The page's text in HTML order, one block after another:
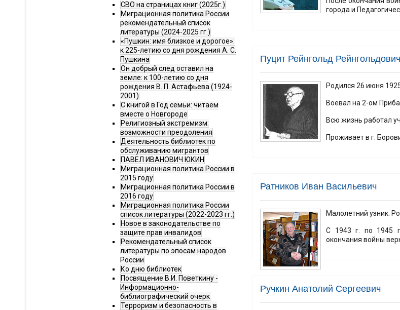
СВО на страницах книг (2025г.)
Миграционная политика России
рекомендательный список
литературы (2024-2025 гг.)
«Пушкин: имя близкое и дорогое»:
к 225-летию со дня рождения А. С.
Пушкина
Он добрый след оставил на
земле: к 100-летию со дня
рождения В. П. Астафьева (1924-
2001)
С книгой в Год семьи: читаем
вместе о Новгороде
Религиозный экстремизм:
возможности преодоления
Деятельность библиотек по
обслуживанию мигрантов
ПАВЕЛ ИВАНОВИЧ ЮКИН
Миграционная политика России в
2015 году
Миграционная политика России в
2016 году
Миграционная политика России
список литературы (2022-2023 гг.)
Новое в законодательстве по
защите прав инвалидов
Рекомендательный список
литературы по эпосам народов
России
Ко дню библиотек
Посвящение В.И. Поветкину -
Информационно-
библиографический очерк
Терроризм и безопасность в
города и
Пуцит Рейнгольд Рейнгольдович
Родился 26 июня
Воевал на 2-ом
Всю жизнь работал
Проживает в г.
Ратников Иван Васильевич
Малолетний узник.
С 1943 г. по 1945
окончания войны
Ручкин Анатолий Сергеевич